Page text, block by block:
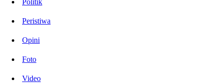
Peristiwa
Opini
Foto
Video